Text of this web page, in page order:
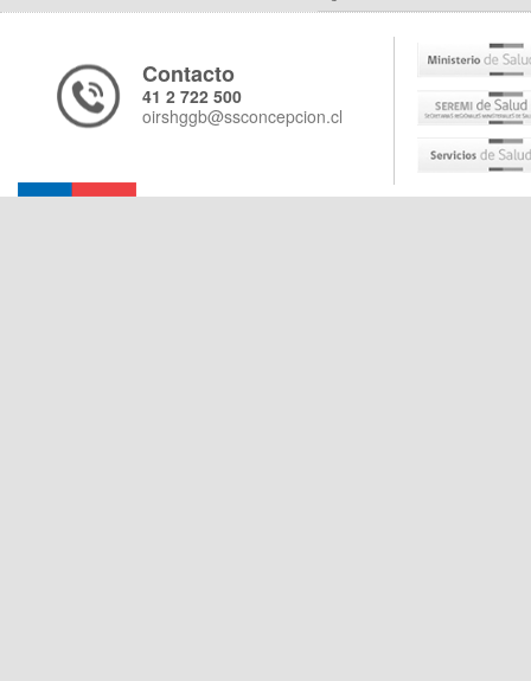
Contacto
41 2 722 500
oirshggb@ssconcepcion.cl